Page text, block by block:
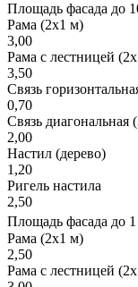
Площадь фасада до
Рама (2х1 м)
3,00
Рама с лестницей
3,50
Связь
0,70
Связь диагональная
2,00
Настил (дерево)
1,20
Ригель настила
2,50
Площадь фасада до
Рама (2х1 м)
2,50
Рама с лестницей